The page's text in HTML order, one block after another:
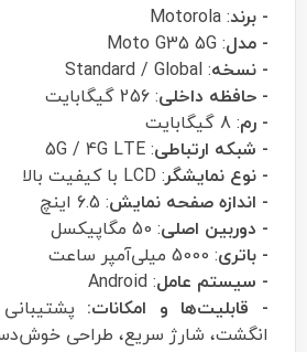
- برند: Motorola
- مدل: Moto G35 5G
- نسخه: Standard / Global
- حافظه داخلی: 256 گیگابایت
- رم: 8 گیگابایت
- شبکه ارتباطی: 5G / 4G LTE
- نوع نمایشگر: LCD با کیفیت بالا
- اندازه صفحه نمایش: 6.5 اینچ
- دوربین اصلی: 50 مگاپیکسل
- باتری: 5000 میلی‌آمپر ساعت
- سیستم عامل: Android
- قابلیت‌ها و امکانات:
انگشت، شارژ سریع، طراحی